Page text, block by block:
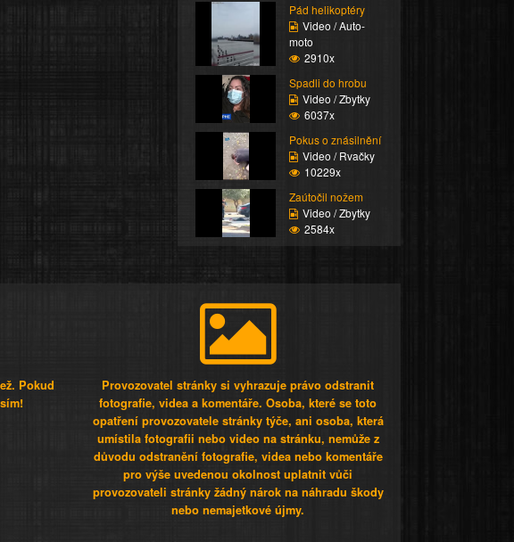
Pád helikoptéry
Video / Auto-
moto
2910x
Spadli do hrobu
Video / Zbytky
6037x
Pokus o znásilnění
Video / Rvačky
10229x
Zaútočil nožem
Video / Zbytky
2584x
Pokud
Provozovatel stránky si vyhrazuje právo odstranit
fotografie, videa a komentáře. Osoba, které se toto
opatření provozovatele stránky týče, ani osoba, která
umístila fotografii nebo video na stránku, nemůže z
důvodu odstranění fotografie, videa nebo komentáře
pro výše uvedenou okolnost uplatnit vůči
provozovateli stránky žádný nárok na náhradu škody
nebo nemajetkové újmy.